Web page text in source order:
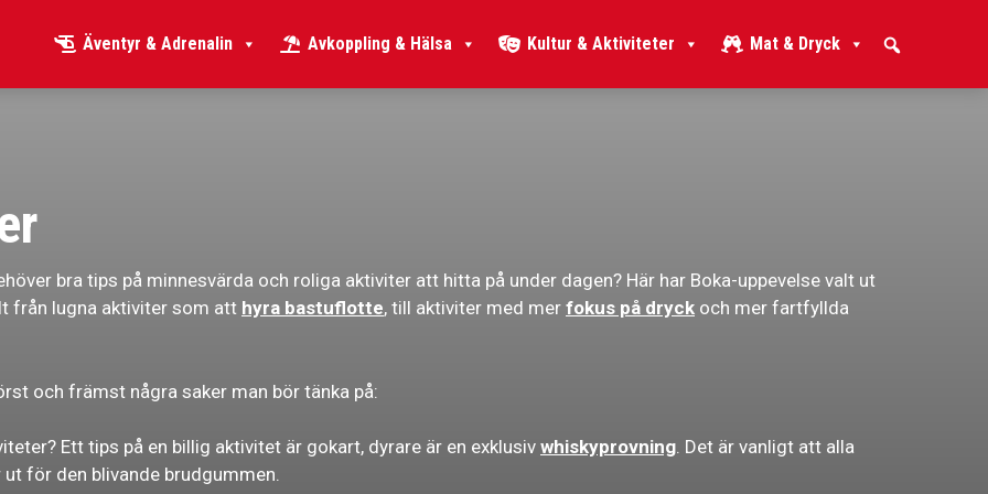
Äventyr & Adrenalin Avkoppling & Hälsa Kultur & Aktiviteter Mat & Dryck
bra tips på minnesvärda och roliga aktiviter att hitta på under dagen? Här har Boka-uppevelse valt ut
från lugna aktiviter som att hyra bastuflotte, till aktiviter med mer fokus på dryck och mer fartfyllda
och främst några saker man bör tänka på:
Ett tips på en billig aktivitet är gokart, dyrare är en exklusiv whiskyprovning. Det är vanligt att alla
för den blivande brudgummen.